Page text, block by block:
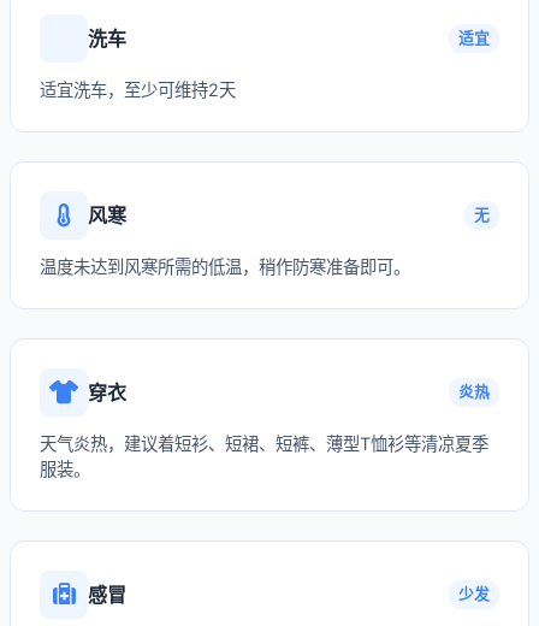
洗车 适宜
适宜洗车，至少可维持2天
风寒 无
温度未达到风寒所需的低温，稍作防寒准备即可。
穿衣 炎热
天气炎热，建议着短衫、短裙、短裤、薄型T恤衫等清凉夏季
服装。
感冒 少发